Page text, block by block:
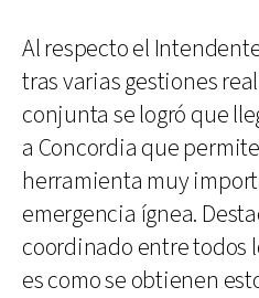
Al respecto el
tras varias gestiones
conjunta se logró que
a Concordia que
herramienta muy
emergencia ígnea.
coordinado entre todos
es como se obtienen